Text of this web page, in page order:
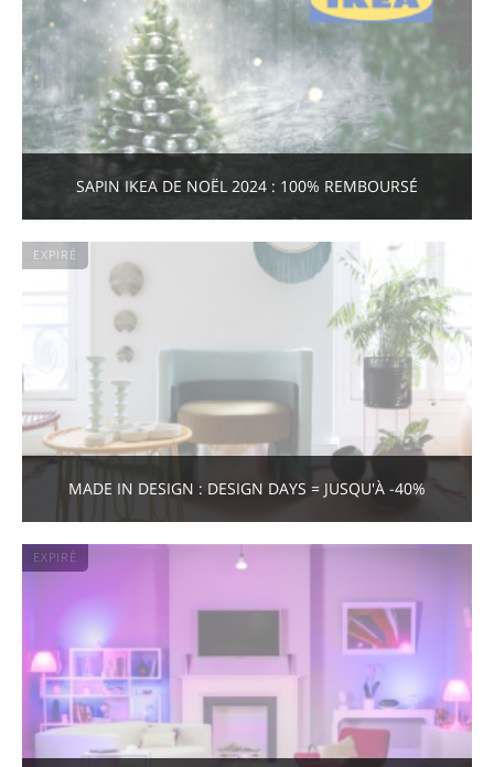
SAPIN IKEA DE NOËL 2024 : 100% REMBOURSÉ
EXPIRÉ
MADE IN DESIGN : DESIGN DAYS = JUSQU'À -40%
EXPIRÉ